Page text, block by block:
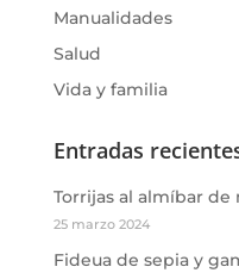
Manualidades
Salud
Vida y familia
Entradas
Torrijas al almíbar de
25 marzo 2024
Fideua de sepia y